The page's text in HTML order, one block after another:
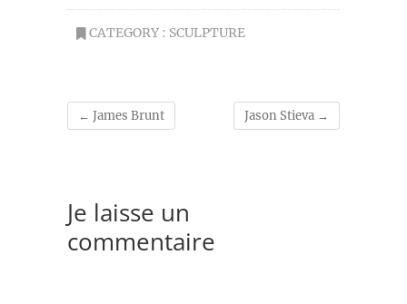
CATEGORY : SCULPTURE
← James Brunt Jason Stieva →
Je laisse un
commentaire